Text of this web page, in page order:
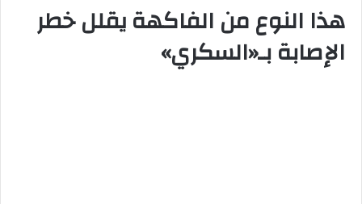
هذا النوع من الفاكهة يقلل خطر
الإصابة بـ«السكري»